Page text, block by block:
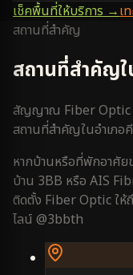
เช็คพื้นที่ให้บริการ →เ
สถานที่สำคัญ
สถานที่สำคัญใ
สัญญาณ Fiber Optic
สถานที่สำคัญในอำเภอ
หากบ้านหรือที่พักอาศัย
บ้าน 3BB หรือ AIS
ติดตั้ง Fiber Optic ให้
ไลน์ @3bbth